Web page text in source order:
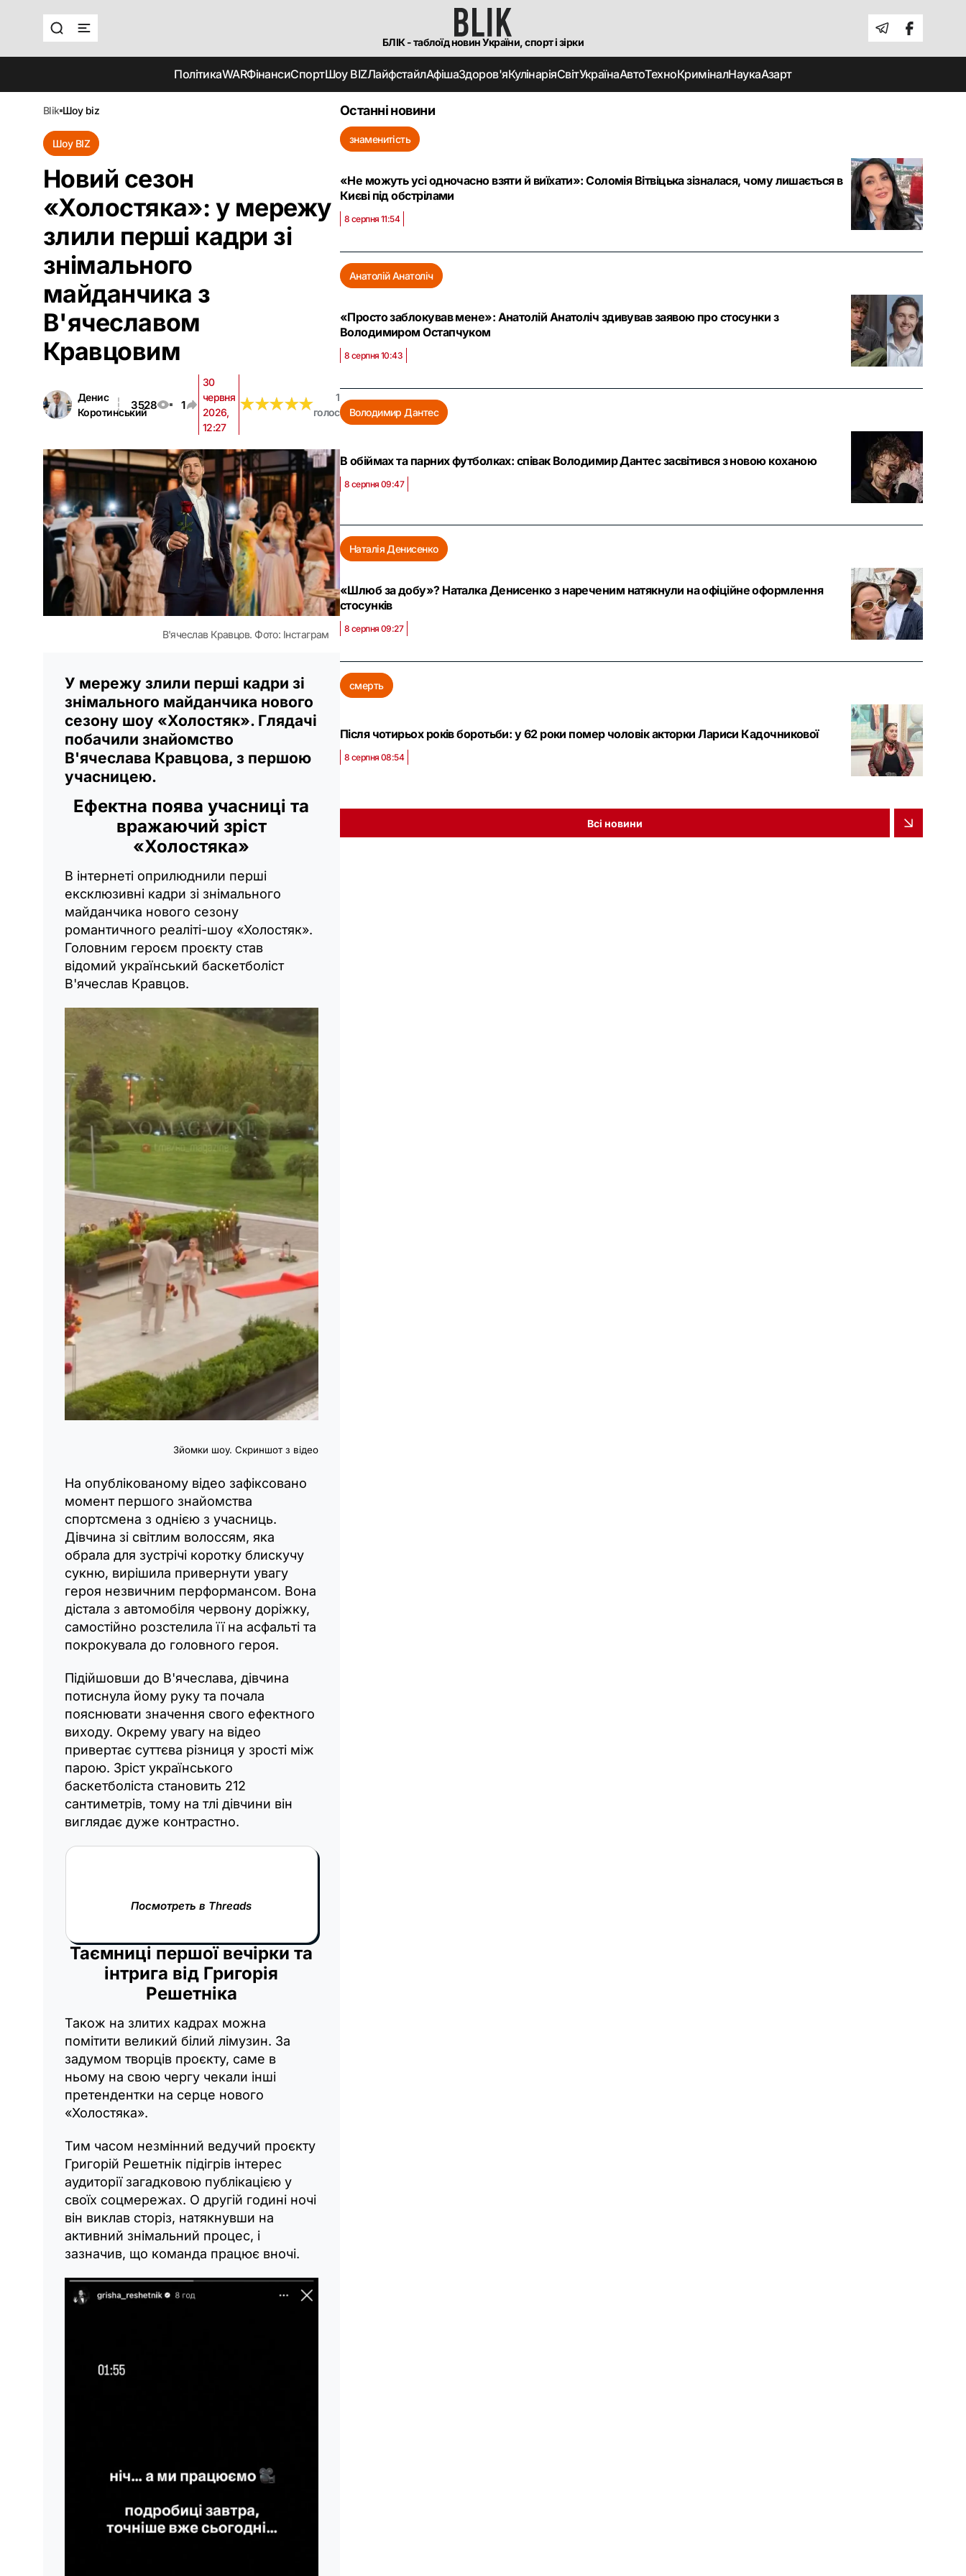
БЛІК - таблоїд новин України, спорт і зірки
ПолітикаWARФінансиСпортШоу BIZЛайфстайлАфішаЗдоров'яКулінаріяСвітУкраїнаАвтоТехноКриміналНаукаАзарт
blik шоу biz
Шоу BIZ
Новий сезон
«Холостяка»: у мережу
злили перші кадри зі
знімального
майданчика з
В'ячеславом
Кравцовим
Денис
Коротинський
3528 1
30
червня
2026,
12:27
★★★★★
★★★★★
1
голос
В'ячеслав Кравцов. Фото: Інстаграм
У мережу злили перші кадри зі
знімального майданчика нового
сезону шоу «Холостяк». Глядачі
побачили знайомство
В'ячеслава Кравцова, з першою
учасницею.
Ефектна поява учасниці та
вражаючий зріст
«Холостяка»
В інтернеті оприлюднили перші
ексклюзивні кадри зі знімального
майданчика нового сезону
романтичного реаліті-шоу «Холостяк».
Головним героєм проєкту став
відомий український баскетболіст
В'ячеслав Кравцов.
Зйомки шоу. Скриншот з відео
На опублікованому відео зафіксовано
момент першого знайомства
спортсмена з однією з учасниць.
Дівчина зі світлим волоссям, яка
обрала для зустрічі коротку блискучу
сукню, вирішила привернути увагу
героя незвичним перформансом. Вона
дістала з автомобіля червону доріжку,
самостійно розстелила її на асфальті та
покрокувала до головного героя.
Підійшовши до В'ячеслава, дівчина
потиснула йому руку та почала
пояснювати значення свого ефектного
виходу. Окрему увагу на відео
привертає суттєва різниця у зрості між
парою. Зріст українського
баскетболіста становить 212
сантиметрів, тому на тлі дівчини він
виглядає дуже контрастно.
Посмотреть в Threads
Таємниці першої вечірки та
інтрига від Григорія
Решетніка
Також на злитих кадрах можна
помітити великий білий лімузин. За
задумом творців проєкту, саме в
ньому на свою чергу чекали інші
претендентки на серце нового
«Холостяка».
Тим часом незмінний ведучий проєкту
Григорій Решетнік підігрів інтерес
аудиторії загадковою публікацією у
своїх соцмережах. О другій годині ночі
він виклав сторіз, натякнувши на
активний знімальний процес, і
зазначив, що команда працює вночі.
Останні новини
знаменитість
«Не можуть усі одночасно взяти й виїхати»: Соломія Вітвіцька зізналася, чому лишається в
Києві під обстрілами
8 серпня 11:54
Анатолій Анатоліч
«Просто заблокував мене»: Анатолій Анатоліч здивував заявою про стосунки з
Володимиром Остапчуком
8 серпня 10:43
Володимир Дантес
В обіймах та парних футболках: співак Володимир Дантес засвітився з новою коханою
8 серпня 09:47
Наталія Денисенко
«Шлюб за добу»? Наталка Денисенко з нареченим натякнули на офіційне оформлення
стосунків
8 серпня 09:27
смерть
Після чотирьох років боротьби: у 62 роки помер чоловік акторки Лариси Кадочникової
8 серпня 08:54
Всі новини